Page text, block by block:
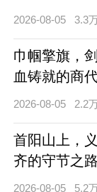
2026-08-05 3.3
巾帼擎旗，
血铸就的商
2026-08-05 2.2
首阳山上，
齐的守节之路
2026-08-05 5.2